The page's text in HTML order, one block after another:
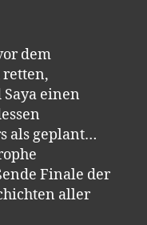
dem
retten,
einen
als geplant…
Finale der
aller